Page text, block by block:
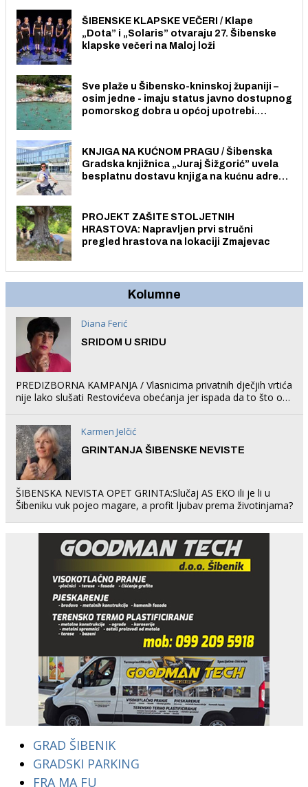
ŠIBENSKE KLAPSKE VEČERI / Klape
„Dota” i „Solaris” otvaraju 27. Šibenske
klapske večeri na Maloj loži
Sve plaže u Šibensko-kninskoj županiji –
osim jedne - imaju status javno dostupnog
pomorskog dobra u općoj upotrebi.
KNJIGA NA KUĆNOM PRAGU / Šibenska
Gradska knjižnica „Juraj Šižgorić” uvela
besplatnu dostavu knjiga na kućnu adresu
PROJEKT ZAŠITE STOLJETNIH
HRASTOVA: Napravljen prvi stručni
pregled hrastova na lokaciji Zmajevac
Kolumne
Diana Ferić
SRIDOM U SRIDU
PREDIZBORNA KAMPANJA / Vlasnicima privatnih dječjih vrtića
nije lako slušati Restovićeva obećanja jer ispada da to što oni
Karmen Jelčić
GRINTANJA ŠIBENSKE NEVISTE
ŠIBENSKA NEVISTA OPET GRINTA:Slučaj AS EKO ili je li u
Šibeniku vuk pojeo magare, a profit ljubav prema životinjama?
GRAD ŠIBENIK
GRADSKI PARKING
FRA MA FU